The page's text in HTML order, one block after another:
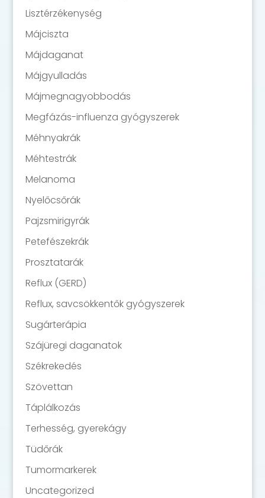
Lisztérzékenység
Májciszta
Májdaganat
Májgyulladás
Májmegnagyobbodás
Megfázás-influenza gyógyszerek
Méhnyakrák
Méhtestrák
Melanoma
Nyelőcsőrák
Pajzsmirigyrák
Petefészekrák
Prosztatarák
Reflux (GERD)
Reflux, savcsökkentők gyógyszerek
Sugárterápia
Szájüregi daganatok
Székrekedés
Szövettan
Táplálkozás
Terhesség, gyerekágy
Tüdőrák
Tumormarkerek
Uncategorized